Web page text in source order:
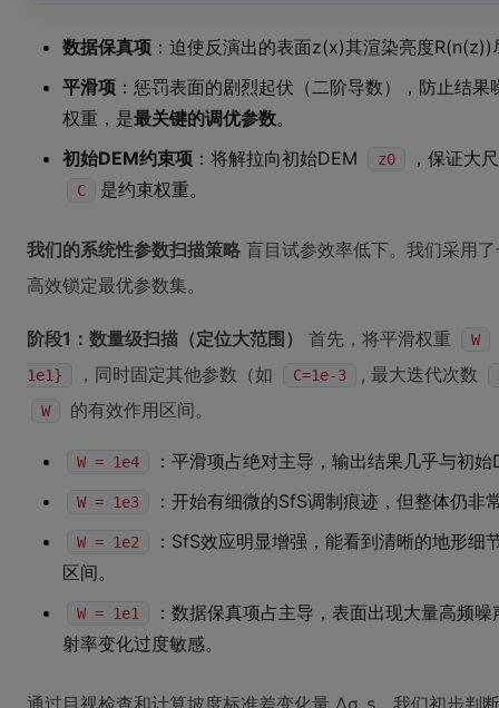
数据保真项 ：迫使反演出的表面z(x)其渲染亮度
平滑项 ：惩罚表面的剧烈起伏（二阶导数），防止结
权重，是最关键的调优参数。
初始DEM约束项 ：将解拉向初始DEM z0 ，保证大
C 是约束权重。
我们的系统性参数扫描策略 盲目试参效率低下。我们采用
高效锁定最优参数集。
阶段1：数量级扫描（定位大范围） 首先，将平滑权重 W
1e1} ，同时固定其他参数（如 C=1e-3 , 最大迭代次数
W
的有效作用区间。
W = 1e4 ：平滑项占绝对主导，输出结果几乎与初
W = 1e3 ：开始有细微的SfS调制痕迹，但整体仍非
W = 1e2
：SfS效应明显增强，能看到清晰的地形
区间。
W = 1e1
：数据保真项占主导，表面出现大量高频
射率变化过度敏感。
通过目视检查和计算坡度标准差变化量 ∆σ_s，我们初步判